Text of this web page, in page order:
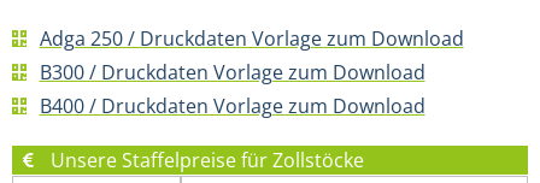
Adga 250 / Druckdaten Vorlage zum Download
B300 / Druckdaten Vorlage zum Download
B400 / Druckdaten Vorlage zum Download
Unsere Staffelpreise für Zollstöcke